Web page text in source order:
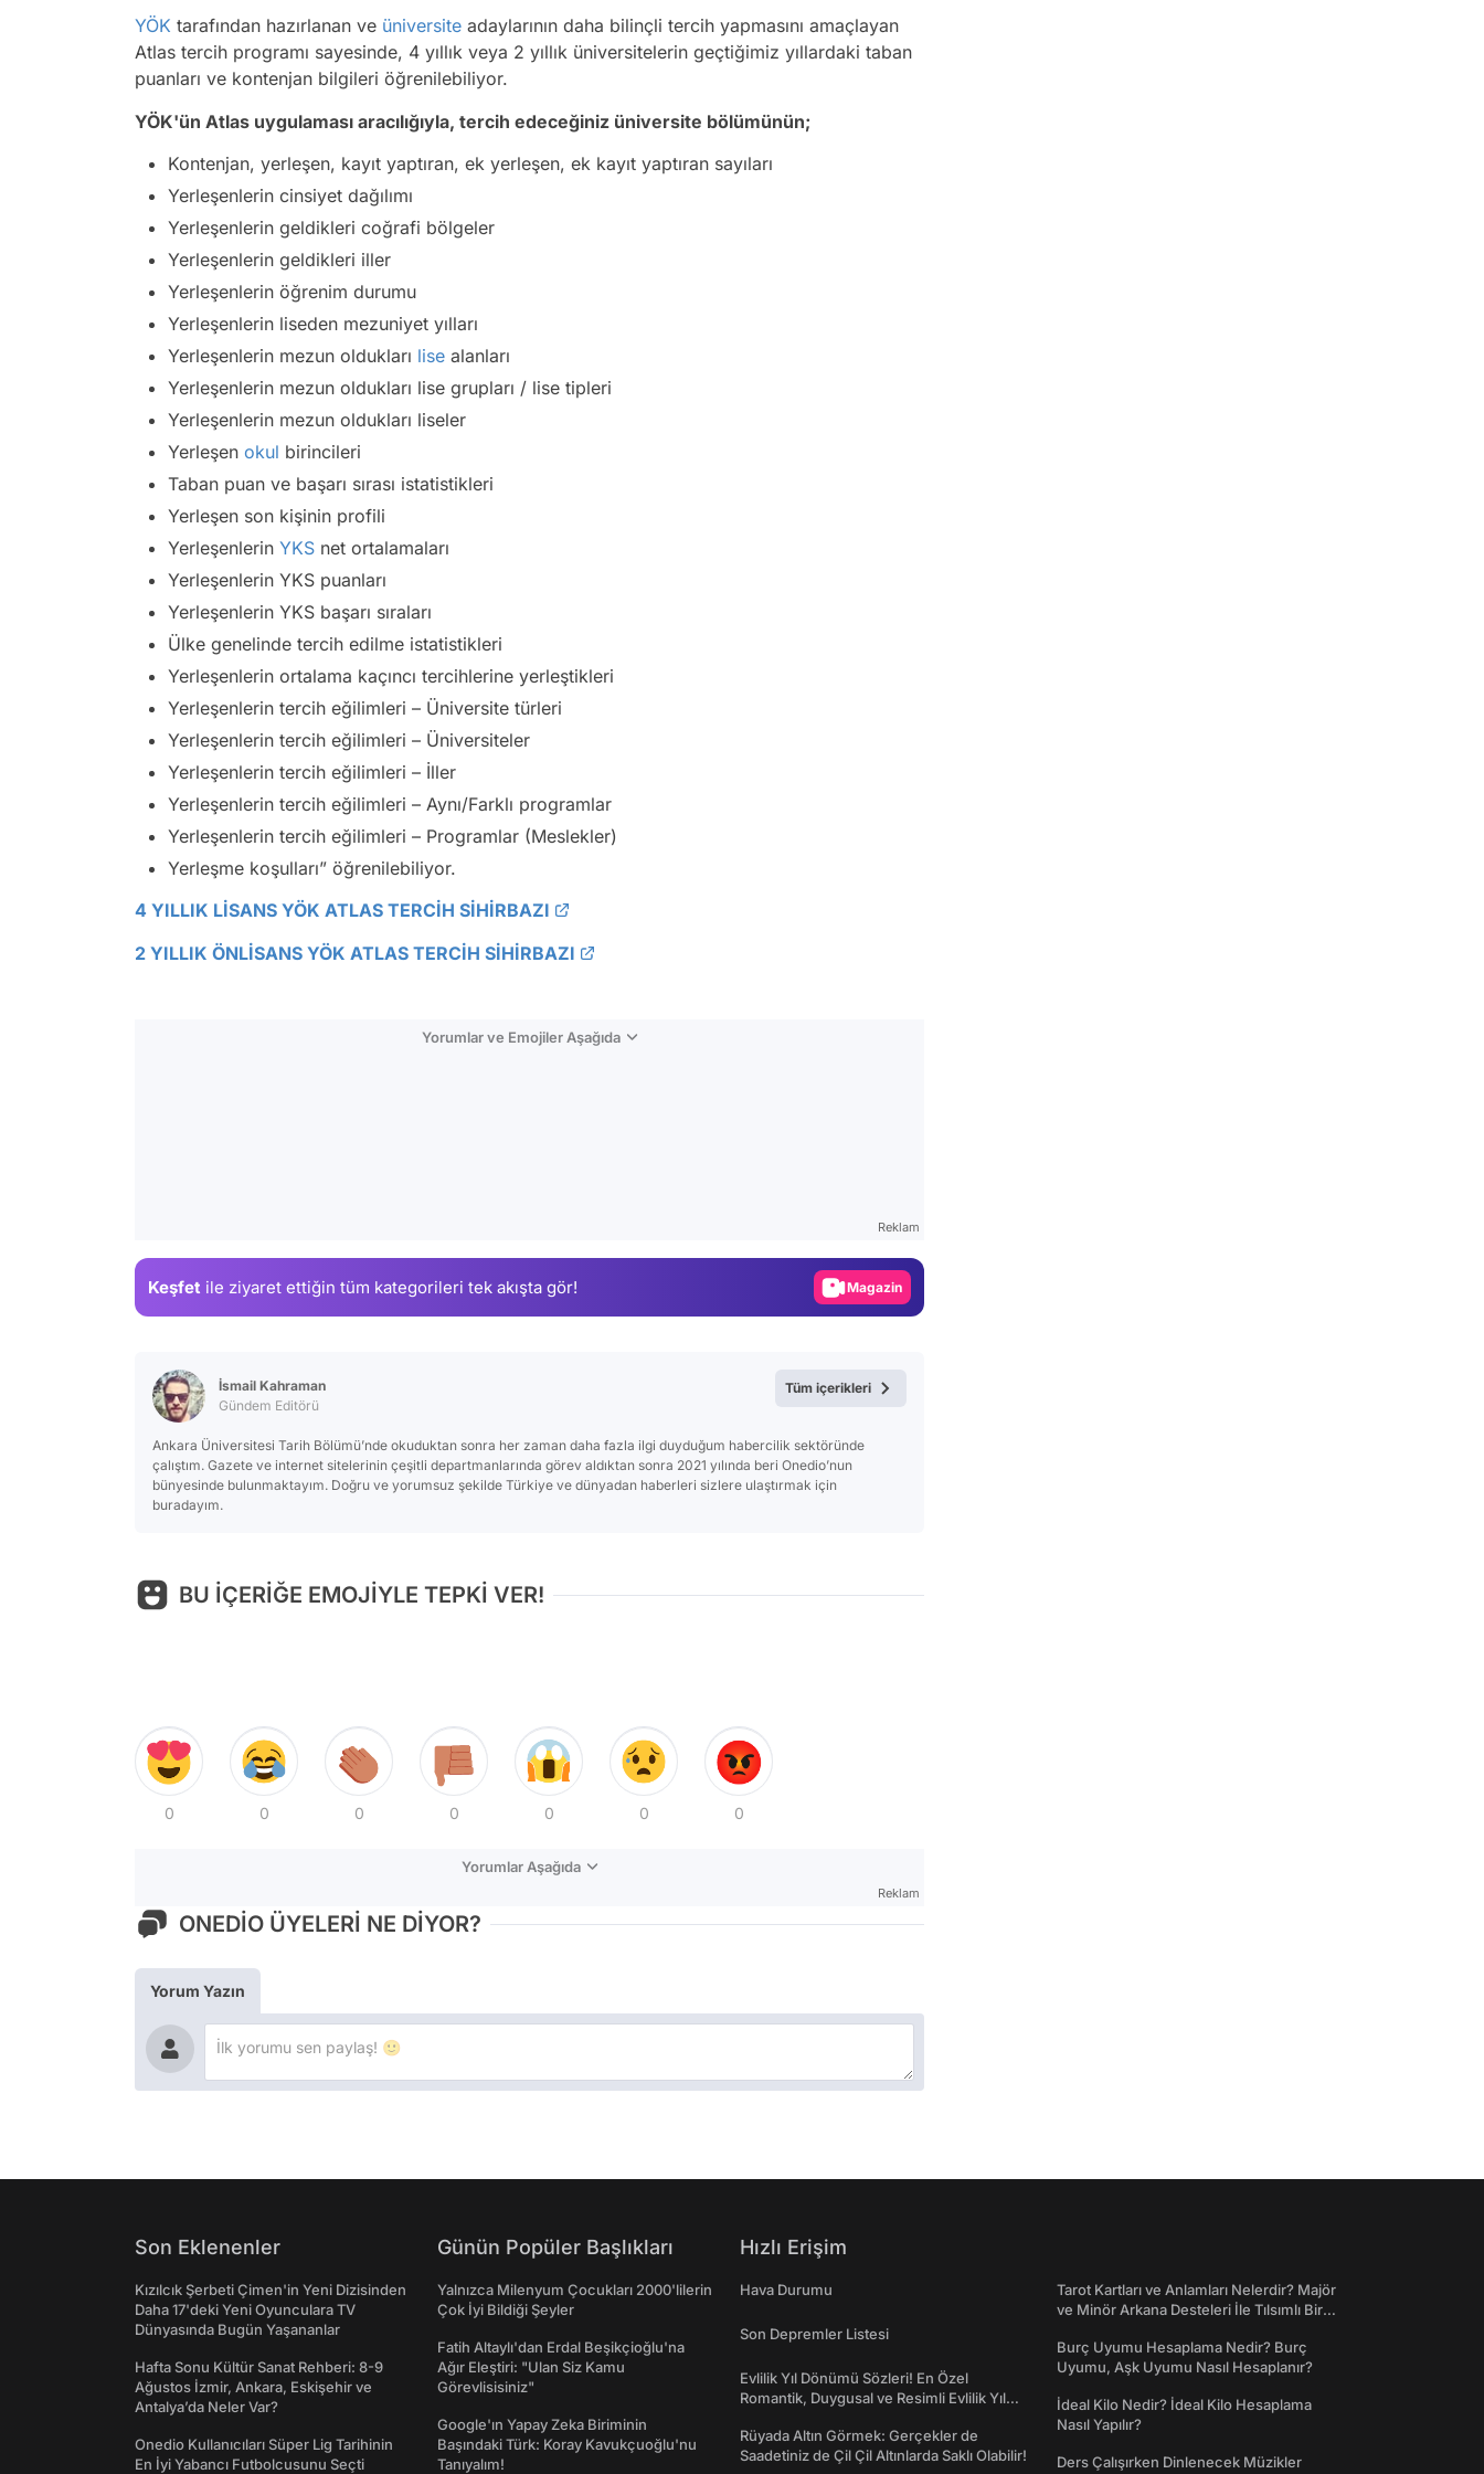
YÖK tarafından hazırlanan ve üniversite adaylarının daha bilinçli tercih yapmasını amaçlayan
Atlas tercih programı sayesinde, 4 yıllık veya 2 yıllık üniversitelerin geçtiğimiz yıllardaki taban
puanları ve kontenjan bilgileri öğrenilebiliyor.
YÖK'ün Atlas uygulaması aracılığıyla, tercih edeceğiniz üniversite bölümünün;
Kontenjan, yerleşen, kayıt yaptıran, ek yerleşen, ek kayıt yaptıran sayıları
Yerleşenlerin cinsiyet dağılımı
Yerleşenlerin geldikleri coğrafi bölgeler
Yerleşenlerin geldikleri iller
Yerleşenlerin öğrenim durumu
Yerleşenlerin liseden mezuniyet yılları
Yerleşenlerin mezun oldukları lise alanları
Yerleşenlerin mezun oldukları lise grupları / lise tipleri
Yerleşenlerin mezun oldukları liseler
Yerleşen okul birincileri
Taban puan ve başarı sırası istatistikleri
Yerleşen son kişinin profili
Yerleşenlerin YKS net ortalamaları
Yerleşenlerin YKS puanları
Yerleşenlerin YKS başarı sıraları
Ülke genelinde tercih edilme istatistikleri
Yerleşenlerin ortalama kaçıncı tercihlerine yerleştikleri
Yerleşenlerin tercih eğilimleri – Üniversite türleri
Yerleşenlerin tercih eğilimleri – Üniversiteler
Yerleşenlerin tercih eğilimleri – İller
Yerleşenlerin tercih eğilimleri – Aynı/Farklı programlar
Yerleşenlerin tercih eğilimleri – Programlar (Meslekler)
Yerleşme koşulları” öğrenilebiliyor.
4 YILLIK LİSANS YÖK ATLAS TERCİH SİHİRBAZI
2 YILLIK ÖNLİSANS YÖK ATLAS TERCİH SİHİRBAZI
Yorumlar ve Emojiler Aşağıda
Reklam
Keşfet ile ziyaret ettiğin tüm kategorileri tek akışta gör! Magazin
İsmail Kahraman
Gündem Editörü
Ankara Üniversitesi Tarih Bölümü’nde okuduktan sonra her zaman daha fazla ilgi duyduğum habercilik sektöründe
çalıştım. Gazete ve internet sitelerinin çeşitli departmanlarında görev aldıktan sonra 2021 yılında beri Onedio’nun
bünyesinde bulunmaktayım. Doğru ve yorumsuz şekilde Türkiye ve dünyadan haberleri sizlere ulaştırmak için
buradayım.
Tüm içerikleri
BU İÇERİĞE EMOJİYLE TEPKİ VER!
0 0 0 0 0 0 0
Yorumlar Aşağıda
Reklam
ONEDİO ÜYELERİ NE DİYOR?
Yorum Yazın
Son Eklenenler
Kızılcık Şerbeti Çimen'in Yeni Dizisinden
Daha 17'deki Yeni Oyunculara TV
Dünyasında Bugün Yaşananlar
Hafta Sonu Kültür Sanat Rehberi: 8-9
Ağustos İzmir, Ankara, Eskişehir ve
Antalya’da Neler Var?
Onedio Kullanıcıları Süper Lig Tarihinin
En İyi Yabancı Futbolcusunu Seçti
Günün Popüler Başlıkları
Yalnızca Milenyum Çocukları 2000'lilerin
Çok İyi Bildiği Şeyler
Fatih Altaylı'dan Erdal Beşikçioğlu'na
Ağır Eleştiri: "Ulan Siz Kamu
Görevlisisiniz"
Google'ın Yapay Zeka Biriminin
Başındaki Türk: Koray Kavukçuoğlu'nu
Tanıyalım!
Hızlı Erişim
Hava Durumu
Son Depremler Listesi
Evlilik Yıl Dönümü Sözleri! En Özel
Romantik, Duygusal ve Resimli Evlilik Yıl
Rüyada Altın Görmek: Gerçekler de
Saadetiniz de Çil Çil Altınlarda Saklı Olabilir!
Tarot Kartları ve Anlamları Nelerdir? Majör
ve Minör Arkana Desteleri İle Tılsımlı Bir
Burç Uyumu Hesaplama Nedir? Burç
Uyumu, Aşk Uyumu Nasıl Hesaplanır?
İdeal Kilo Nedir? İdeal Kilo Hesaplama
Nasıl Yapılır?
Ders Çalışırken Dinlenecek Müzikler